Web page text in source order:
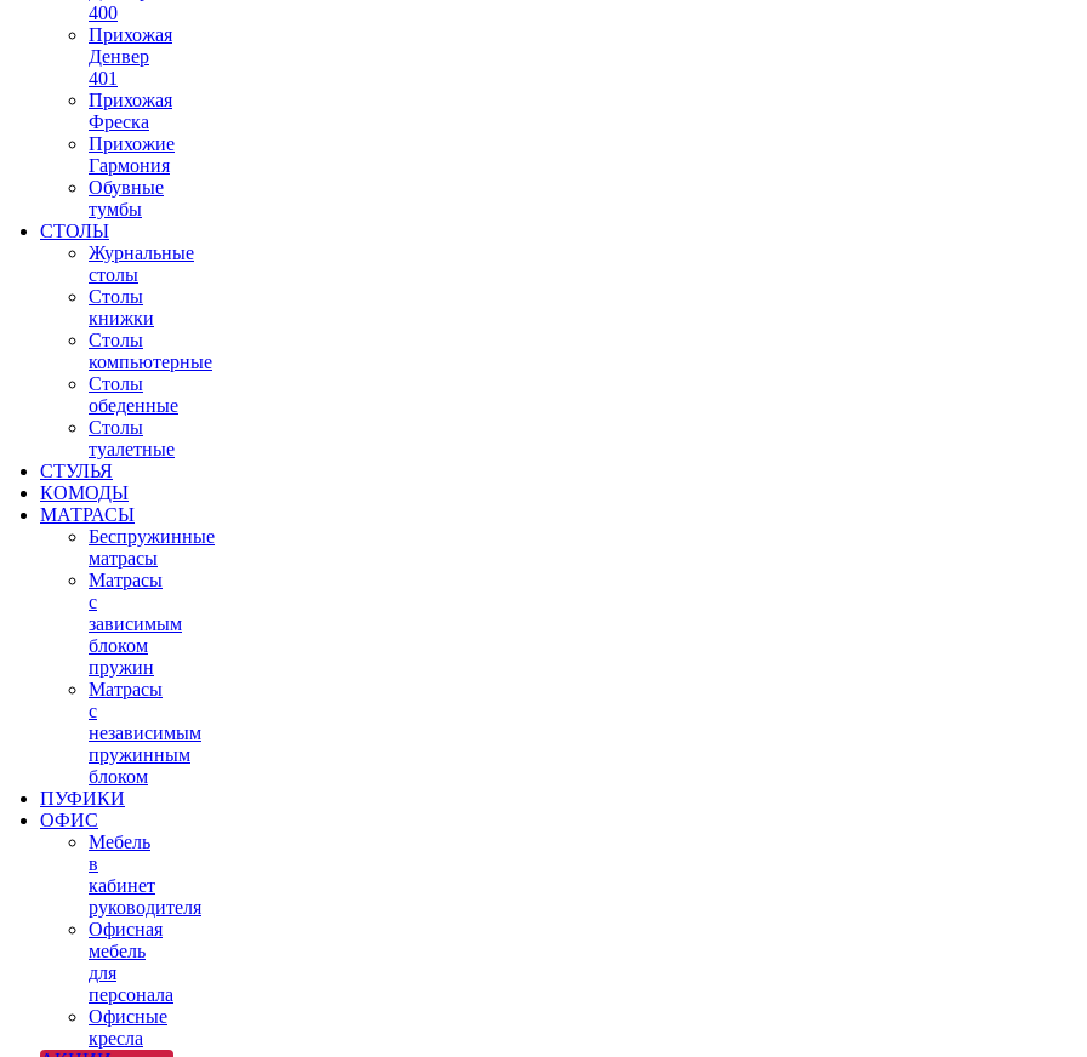
400
Прихожая
Денвер
401
Прихожая
Фреска
Прихожие
Гармония
Обувные
тумбы
СТОЛЫ
Журнальные
столы
Столы
книжки
Столы
компьютерные
Столы
обеденные
Столы
туалетные
СТУЛЬЯ
КОМОДЫ
МАТРАСЫ
Беспружинные
матрасы
Матрасы
с
зависимым
блоком
пружин
Матрасы
с
независимым
пружинным
блоком
ПУФИКИ
ОФИС
Мебель
в
кабинет
руководителя
Офисная
мебель
для
персонала
Офисные
кресла